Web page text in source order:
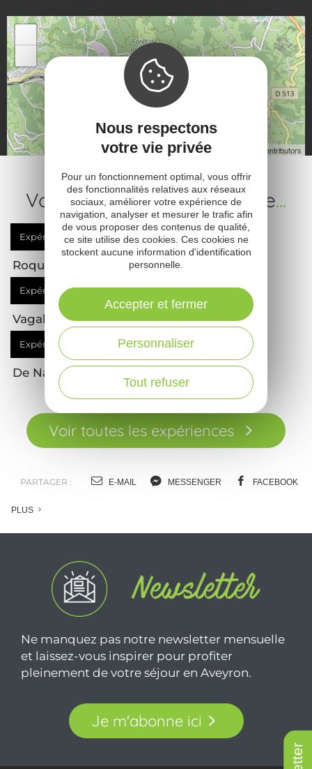
44.5259358698135, 2.2822142091063586
Leaflet| Map data ©OpenStreetMap contributors
Votre prochaine expérience...
Expérienceà vivre
Roquefort un territoire en fête
Expérienceà vivre
Vagabondage à Sauveterre-de-Rouergue
Expérience
De Najac à Belcastel en vélo
Voir toutes les expériences
PARTAGER : E-MAIL MESSENGER FACEBOOK
PLUS
Ne manquez pas notre newsletter mensuelle
et laissez-vous inspirer pour profiter
pleinement de votre séjour en Aveyron.
Je m'abonne ici
Nous respectons
votre vie privée
Pour un fonctionnement optimal, vous offrir
des fonctionnalités relatives aux réseaux
sociaux, améliorer votre expérience de
navigation, analyser et mesurer le trafic afin
de vous proposer des contenus de qualité,
ce site utilise des cookies. Ces cookies ne
stockent aucune information d'identification
personnelle.
Tout refuser
Personnaliser
Accepter et fermer